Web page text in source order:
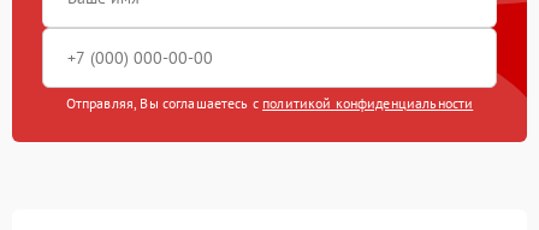
Отправляя, Вы соглашаетесь с политикой конфиденциальности